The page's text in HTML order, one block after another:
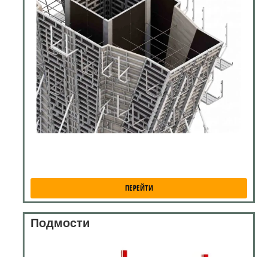
ПЕРЕЙТИ
Подмости